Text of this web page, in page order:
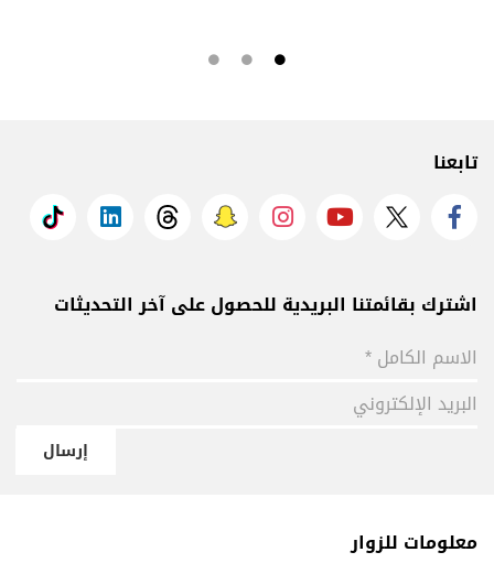
تابعنا
اشترك بقائمتنا البريدية للحصول على آخر التحديثات
إرسال
معلومات للزوار